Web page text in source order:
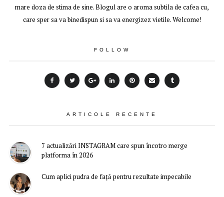
mare doza de stima de sine. Blogul are o aroma subtila de cafea cu,
care sper sa va binedispun si sa va energizez vietile. Welcome!
FOLLOW
ARTICOLE RECENTE
7 actualizări INSTAGRAM care spun încotro merge
platforma în 2026
Cum aplici pudra de față pentru rezultate impecabile